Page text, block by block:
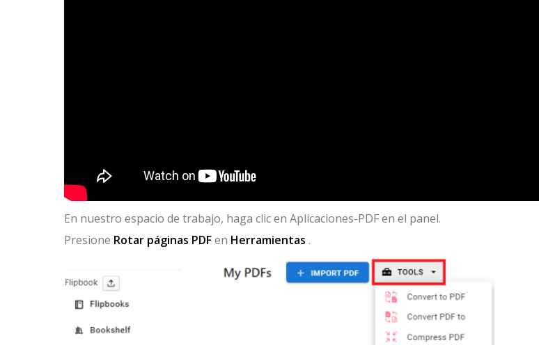
En nuestro espacio de trabajo, haga clic en Aplicaciones-PDF en el panel.
Presione Rotar páginas PDFen Herramientas .